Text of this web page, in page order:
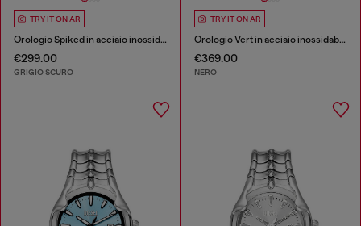
TRY IT ON AR
Orologio Spiked in acciaio inossidabile bicolore
€299.00
GRIGIO SCURO
TRY IT ON AR
Orologio Vert in acciaio inossidabile nero
€369.00
NERO